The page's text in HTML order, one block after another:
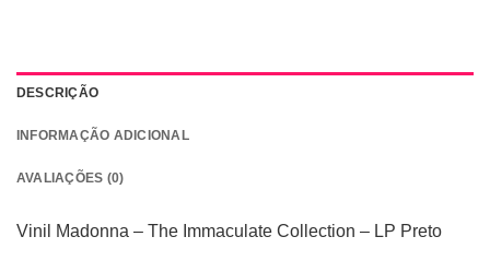
DESCRIÇÃO
INFORMAÇÃO ADICIONAL
AVALIAÇÕES (0)
Vinil Madonna – The Immaculate Collection – LP Preto